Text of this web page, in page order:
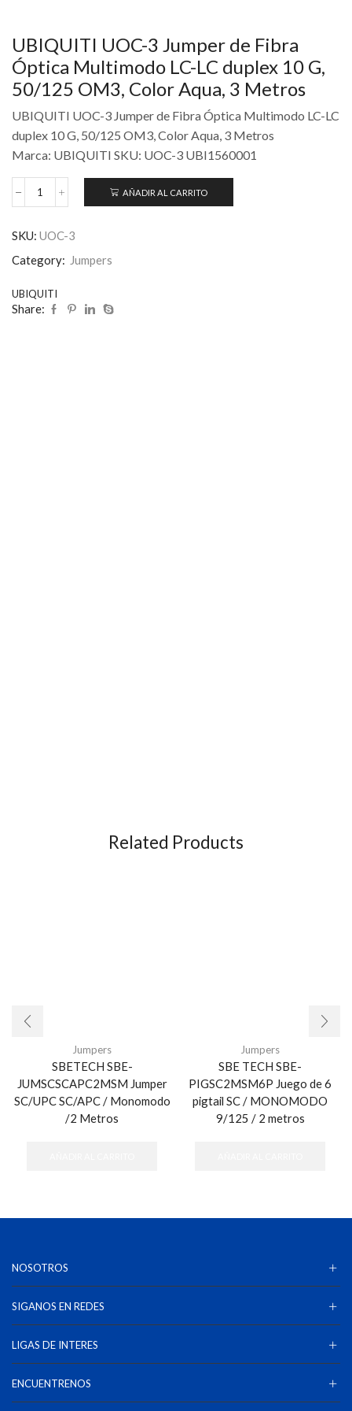
UBIQUITI UOC-3 Jumper de Fibra
Óptica Multimodo LC-LC duplex 10 G,
50/125 OM3, Color Aqua, 3 Metros
UBIQUITI UOC-3 Jumper de Fibra Óptica Multimodo LC-LC
duplex 10 G, 50/125 OM3, Color Aqua, 3 Metros
Marca: UBIQUITI SKU: UOC-3 UBI1560001
AÑADIR AL CARRITO
SKU: UOC-3
Category: Jumpers
UBIQUITI
Share:
Related Products
Jumpers
SBETECH SBE-
JUMSCSCAPC2MSM Jumper
SC/UPC SC/APC / Monomodo
/2 Metros
Jumpers
SBE TECH SBE-
PIGSC2MSM6P Juego de 6
pigtail SC / MONOMODO
9/125 / 2 metros
NOSOTROS
SIGANOS EN REDES
LIGAS DE INTERES
ENCUENTRENOS